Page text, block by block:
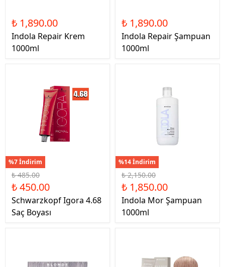
₺ 1,890.00
Indola Repair Krem
1000ml
₺ 1,890.00
Indola Repair Şampuan
1000ml
%7 İndirim
₺ 485.00
₺ 450.00
Schwarzkopf Igora 4.68
Saç Boyası
%14 İndirim
₺ 2,150.00
₺ 1,850.00
Indola Mor Şampuan
1000ml